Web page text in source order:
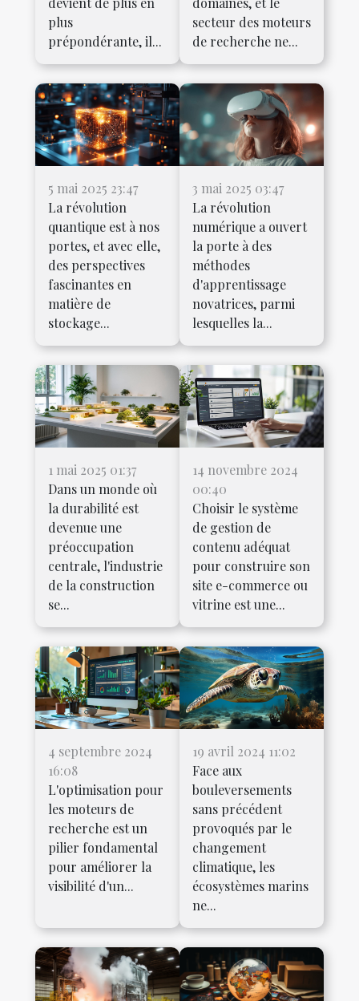
plus
prépondérante, il...
secteur des moteurs
de recherche ne...
5 mai 2025 23:47
La révolution
quantique est à nos
portes, et avec elle,
des perspectives
fascinantes en
matière de
stockage...
3 mai 2025 03:47
La révolution
numérique a ouvert
la porte à des
méthodes
d'apprentissage
novatrices, parmi
lesquelles la...
1 mai 2025 01:37
Dans un monde où
la durabilité est
devenue une
préoccupation
centrale, l'industrie
de la construction
se...
14 novembre 2024
00:40
Choisir le système
de gestion de
contenu adéquat
pour construire son
site e-commerce ou
vitrine est une...
4 septembre 2024
16:08
L'optimisation pour
les moteurs de
recherche est un
pilier fondamental
pour améliorer la
visibilité d'un...
19 avril 2024 11:02
Face aux
bouleversements
sans précédent
provoqués par le
changement
climatique, les
écosystèmes marins
ne...